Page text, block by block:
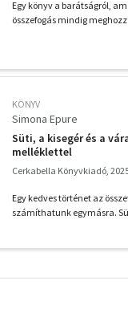
Egy könyv a barátságról,
összefogás mindig
KÖNYV
Simona Epure
Süti, a kisegér és a
melléklettel
Cerkabella Könyvkiadó,
Egy kedves történet az
számíthatunk egymásra.